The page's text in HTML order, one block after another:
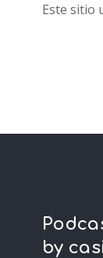
Este sitio
by